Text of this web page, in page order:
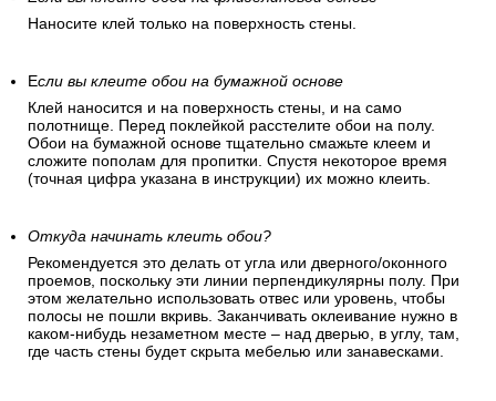
Наносите клей только на поверхность стены.
Если вы клеите обои на бумажной основе
Клей наносится и на поверхность стены, и на само
полотнище. Перед поклейкой расстелите обои на полу.
Обои на бумажной основе тщательно смажьте клеем и
сложите пополам для пропитки. Спустя некоторое время
(точная цифра указана в инструкции) их можно клеить.
Откуда начинать клеить обои?
Рекомендуется это делать от угла или дверного/оконного
проемов, поскольку эти линии перпендикулярны полу. При
этом желательно использовать отвес или уровень, чтобы
полосы не пошли вкривь. Заканчивать оклеивание нужно в
каком-нибудь незаметном месте – над дверью, в углу, там,
где часть стены будет скрыта мебелью или занавесками.